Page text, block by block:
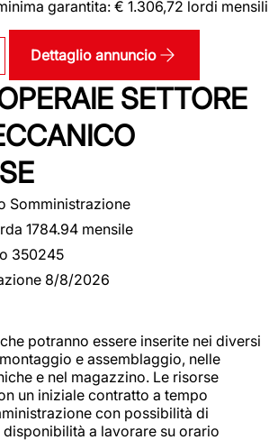
garantita: € 1.306,72 lordi mensili
Dettaglio annuncio
SETTORE
Somministrazione
1784.94 mensile
350245
8/8/2026
potranno essere inserite nei diversi
e assemblaggio, nelle
e nel magazzino. Le risorse
un iniziale contratto a tempo
con possibilità di
a lavorare su orario